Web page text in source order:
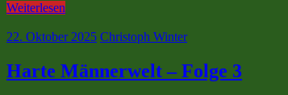
Weiterlesen
22. Oktober 2025 Christoph Winter
Harte Männerwelt – Folge 3